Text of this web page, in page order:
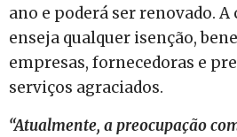
ano e poderá ser renovado. A
enseja qualquer isenção,
empresas, fornecedoras e
serviços agraciados.
“Atualmente, a preocupação